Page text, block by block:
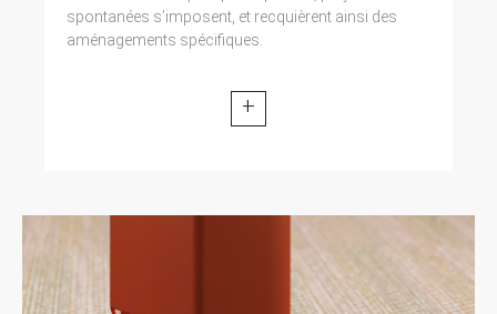
spontanées s’imposent, et recquièrent ainsi des
aménagements spécifiques.
+